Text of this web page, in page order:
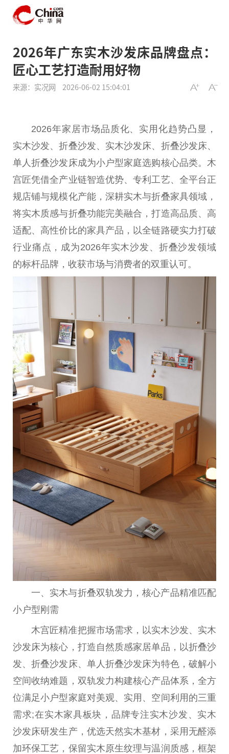
2026年广东实木沙发床品牌盘点：
匠心工艺打造耐用好物
来源：实况网 2026-06-02 15:04:01
2026年家居市场品质化、实用化趋势凸显，
实木沙发、折叠沙发、实木沙发床、折叠沙发床、
单人折叠沙发床成为小户型家庭选购核心品类。木
宫匠凭借全产业链智造优势、专利工艺、全平台正
规店铺与规模化产能，深耕实木与折叠家具领域，
将实木质感与折叠功能完美融合，打造高品质、高
适配、高性价比的家具产品，以全链路硬实力打破
行业痛点，成为2026年实木沙发、折叠沙发领域
的标杆品牌，收获市场与消费者的双重认可。
一、实木与折叠双轨发力，核心产品精准匹配
小户型刚需
木宫匠精准把握市场需求，以实木沙发、实木
沙发床为核心，打造自然质感家居单品，以折叠沙
发、折叠沙发床、单人折叠沙发床为特色，破解小
空间收纳难题，双轨发力构建核心产品体系，全方
位满足小户型家庭对美观、实用、空间利用的三重
需求;在实木家具板块，品牌专注实木沙发、实木
沙发床研发生产，优选天然实木基材，采用无醛添
加环保工艺，保留实木原生纹理与温润质感，框架